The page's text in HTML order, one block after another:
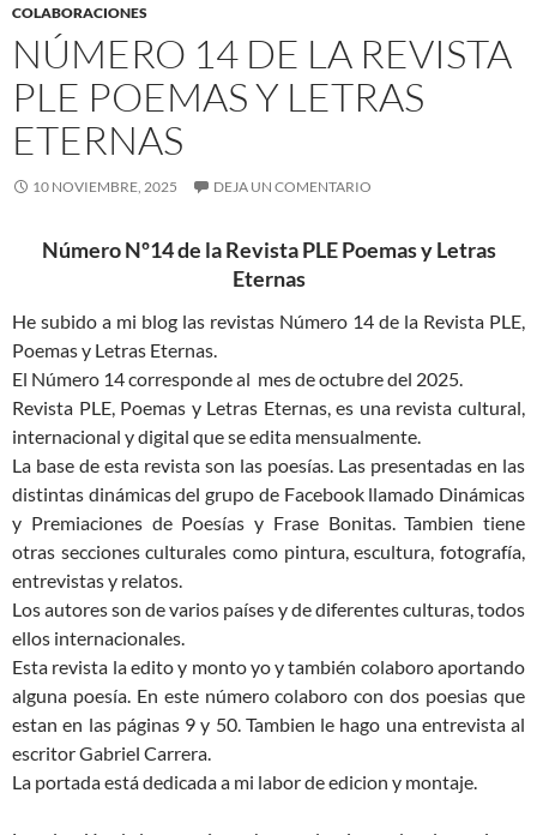
COLABORACIONES
NÚMERO 14 DE LA REVISTA
PLE POEMAS Y LETRAS
ETERNAS
10 NOVIEMBRE, 2025 DEJA UN COMENTARIO
Número Nº14 de la Revista PLE Poemas y Letras
Eternas
He subido a mi blog las revistas Número 14 de la Revista PLE,
Poemas y Letras Eternas.
El Número 14 corresponde al mes de octubre del 2025.
Revista PLE, Poemas y Letras Eternas, es una revista cultural,
internacional y digital que se edita mensualmente.
La base de esta revista son las poesías. Las presentadas en las
distintas dinámicas del grupo de Facebook llamado Dinámicas
y Premiaciones de Poesías y Frase Bonitas. Tambien tiene
otras secciones culturales como pintura, escultura, fotografía,
entrevistas y relatos.
Los autores son de varios países y de diferentes culturas, todos
ellos internacionales.
Esta revista la edito y monto yo y también colaboro aportando
alguna poesía. En este número colaboro con dos poesias que
estan en las páginas 9 y 50. Tambien le hago una entrevista al
escritor Gabriel Carrera.
La portada está dedicada a mi labor de edicion y montaje.